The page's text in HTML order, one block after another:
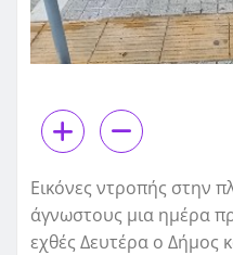
Εικόνες ντροπής στην
άγνωστους μια ημέρα
εχθές Δευτέρα ο Δήμος